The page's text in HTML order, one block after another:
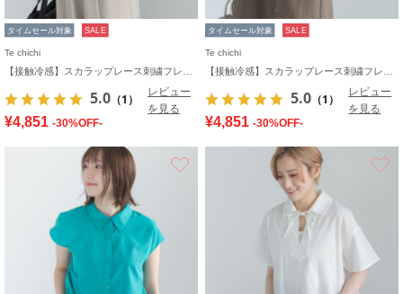
タイムセール対象 SALE
Te chichi
5.0 （1）
レビュー
を見る
¥4,851 -30%OFF-
タイムセール対象 SALE
Te chichi
5.0 （1）
レビュー
を見る
¥4,851 -30%OFF-